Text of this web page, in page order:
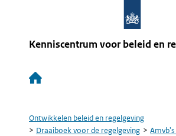
Kenniscentrum voor beleid en
Hoofdnavigatie
Kruimelpad
Ontwikkelen beleid en regelgeving
Draaiboek voor de regelgeving